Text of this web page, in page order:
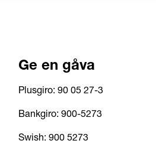
Ge en gåva
Plusgiro: 90 05 27-3
Bankgiro: 900-5273
Swish: 900 5273